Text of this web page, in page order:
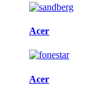
Acer
Acer